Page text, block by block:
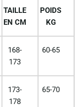
TAILLE
EN CM
POIDS
KG
168-
173
60-65
173-
178
65-70